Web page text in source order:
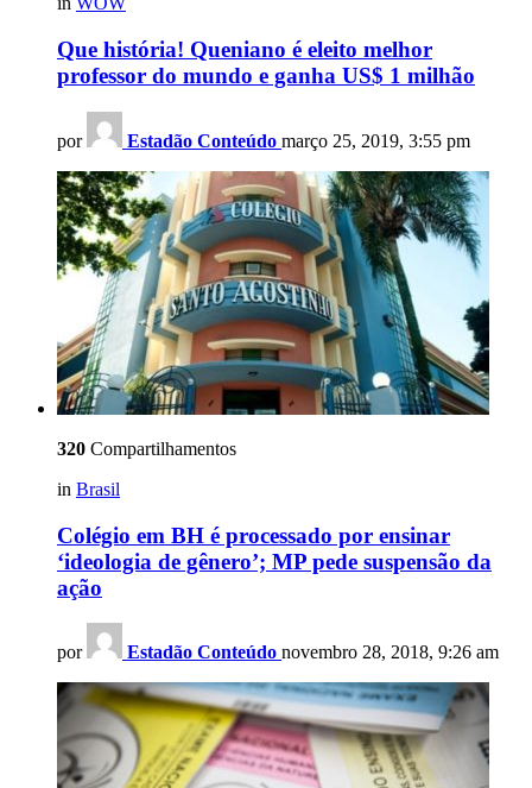
Que história! Queniano é eleito melhor
professor do mundo e ganha US$ 1 milhão
por Estadão Conteúdo março 25, 2019, 3:55 pm
320 Compartilhamentos
in Brasil
Colégio em BH é processado por ensinar
‘ideologia de gênero’; MP pede suspensão da
ação
por Estadão Conteúdo novembro 28, 2018, 9:26 am